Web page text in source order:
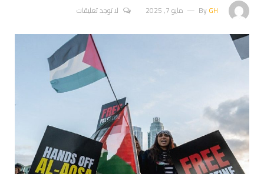
ByGH مايو 7, 2025 لا توجد تعليقات